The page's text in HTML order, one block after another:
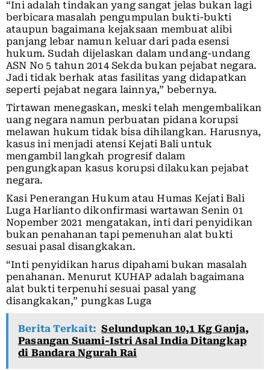
“Ini adalah tindakan yang sangat jelas bukan lagi
berbicara masalah pengumpulan bukti-bukti
ataupun bagaimana kejaksaan membuat alibi
panjang lebar namun keluar dari pada esensi
hukum. Sudah dijelaskan dalam undang-undang
ASN No 5 tahun 2014 Sekda bukan pejabat negara.
Jadi tidak berhak atas fasilitas yang didapatkan
seperti pejabat negara lainnya,” bebernya.
Tirtawan menegaskan, meski telah mengembalikan
uang negara namun perbuatan pidana korupsi
melawan hukum tidak bisa dihilangkan. Harusnya,
kasus ini menjadi atensi Kejati Bali untuk
mengambil langkah progresif dalam
pengungkapan kasus korupsi dilakukan pejabat
negara.
Kasi Penerangan Hukum atau Humas Kejati Bali
Luga Harlianto dikonfirmasi wartawan Senin 01
Nopember 2021 mengatakan, inti dari penyidikan
bukan penahanan tapi pemenuhan alat bukti
sesuai pasal disangkakan.
“Inti penyidikan harus dipahami bukan masalah
penahanan. Menurut KUHAP adalah bagaimana
alat bukti terpenuhi sesuai pasal yang
disangkakan,” pungkas Luga
Berita Terkait: Selundupkan 10,1 Kg Ganja,
Pasangan Suami-Istri Asal India Ditangkap
di Bandara Ngurah Rai